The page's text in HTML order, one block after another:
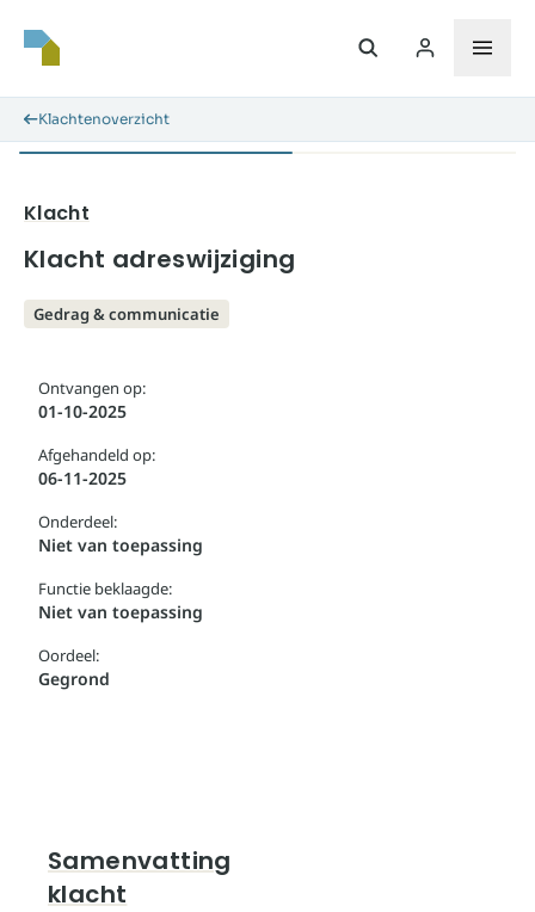
Klachtenoverzicht
Klacht adreswijziging
Klacht
Gedrag & communicatie
Ontvangen op:
01-10-2025
Afgehandeld op:
06-11-2025
Onderdeel:
Niet van toepassing
Functie beklaagde:
Niet van toepassing
Oordeel:
Gegrond
Samenvatting
klacht